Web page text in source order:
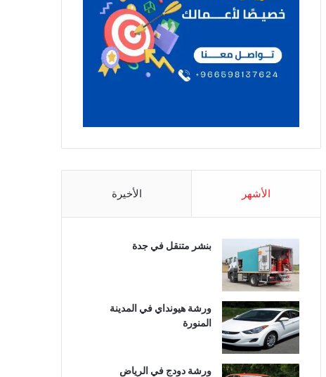
الأشهر الأخيرة
بنشر متنقل في جدة
ورشة هيونداي في المدينة
المنورة
ورشة دودج في الرياض